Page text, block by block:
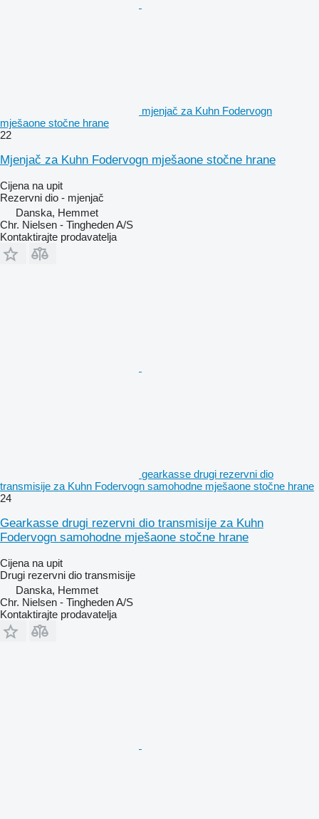
mjenjač za Kuhn Fodervogn
mješaone stočne hrane
22
Mjenjač za Kuhn Fodervogn mješaone stočne hrane
Cijena na upit
Rezervni dio - mjenjač
Danska, Hemmet
Chr. Nielsen - Tingheden A/S
Kontaktirajte prodavatelja
gearkasse drugi rezervni dio
transmisije za Kuhn Fodervogn samohodne mješaone stočne hrane
24
Gearkasse drugi rezervni dio transmisije za Kuhn
Fodervogn samohodne mješaone stočne hrane
Cijena na upit
Drugi rezervni dio transmisije
Danska, Hemmet
Chr. Nielsen - Tingheden A/S
Kontaktirajte prodavatelja